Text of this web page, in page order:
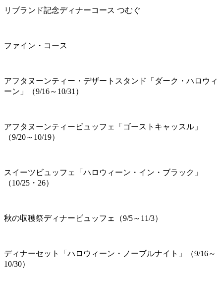
リブランド記念ディナーコース つむぐ
ファイン・コース
アフタヌーンティー・デザートスタンド「ダーク・ハロウィ
ーン」（9/16～10/31）
アフタヌーンティービュッフェ「ゴーストキャッスル」
（9/20～10/19）
スイーツビュッフェ「ハロウィーン・イン・ブラック」
（10/25・26）
秋の収穫祭ディナービュッフェ（9/5～11/3）
ディナーセット「ハロウィーン・ノーブルナイト」（9/16～
10/30）